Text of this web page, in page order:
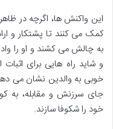
این واکنش ها، اگرچه در
کمک می کنند تا پشتکار و
به چالش می کشند و او را
و شاید راه هایی برای
خوبی به والدین نشان می
جای سرزنش و مقابله، به
خود را شکوفا سازند.